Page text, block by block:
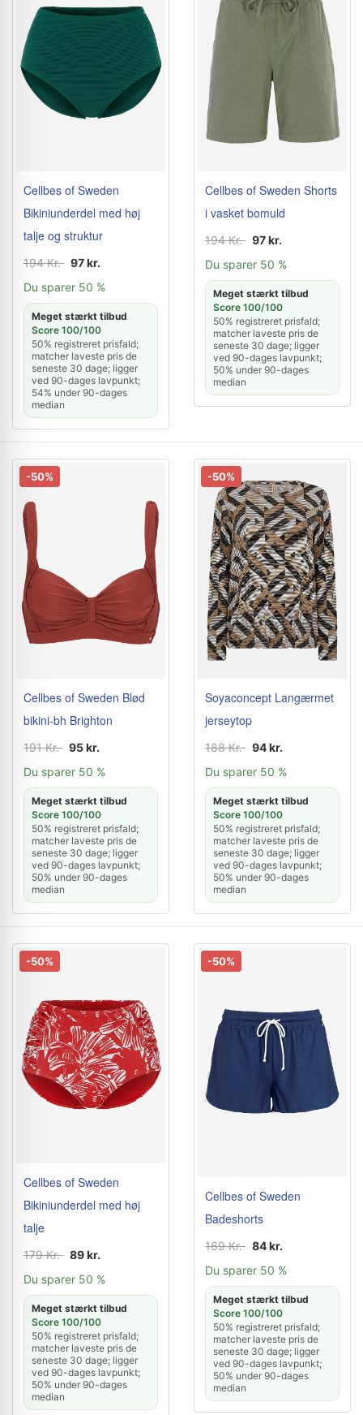
Cellbes of Sweden
Bikiniunderdel med høj
talje og struktur
194 Kr. 97 kr.
Du sparer 50 %
Meget stærkt tilbud
Score 100/100
50% registreret prisfald;
matcher laveste pris de
seneste 30 dage; ligger
ved 90-dages lavpunkt;
54% under 90-dages
median
Cellbes of Sweden Shorts
i vasket bomuld
194 Kr. 97 kr.
Du sparer 50 %
Meget stærkt tilbud
Score 100/100
50% registreret prisfald;
matcher laveste pris de
seneste 30 dage; ligger
ved 90-dages lavpunkt;
50% under 90-dages
median
-50%
Cellbes of Sweden Blød
bikini-bh Brighton
191 Kr. 95 kr.
Du sparer 50 %
Meget stærkt tilbud
Score 100/100
50% registreret prisfald;
matcher laveste pris de
seneste 30 dage; ligger
ved 90-dages lavpunkt;
50% under 90-dages
median
-50%
Soyaconcept Langærmet
jerseytop
188 Kr. 94 kr.
Du sparer 50 %
Meget stærkt tilbud
Score 100/100
50% registreret prisfald;
matcher laveste pris de
seneste 30 dage; ligger
ved 90-dages lavpunkt;
50% under 90-dages
median
-50%
Cellbes of Sweden
Bikiniunderdel med høj
talje
179 Kr. 89 kr.
Du sparer 50 %
Meget stærkt tilbud
Score 100/100
50% registreret prisfald;
matcher laveste pris de
seneste 30 dage; ligger
ved 90-dages lavpunkt;
50% under 90-dages
median
-50%
Cellbes of Sweden
Badeshorts
169 Kr. 84 kr.
Du sparer 50 %
Meget stærkt tilbud
Score 100/100
50% registreret prisfald;
matcher laveste pris de
seneste 30 dage; ligger
ved 90-dages lavpunkt;
50% under 90-dages
median